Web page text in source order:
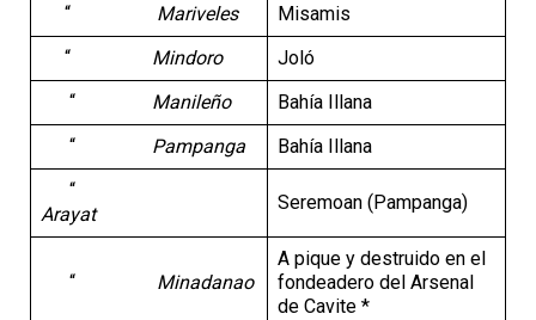
“ Mariveles
Misamis
“ Mindoro
Joló
“ Manileño
Bahía Illana
“ Pampanga
Bahía Illana
“
Arayat
Seremoan (Pampanga)
“ Minadanao
A pique y destruido en el
fondeadero del Arsenal
de Cavite *